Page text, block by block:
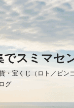
でスミマセ
・宝くじ（ロト／ビン
グ